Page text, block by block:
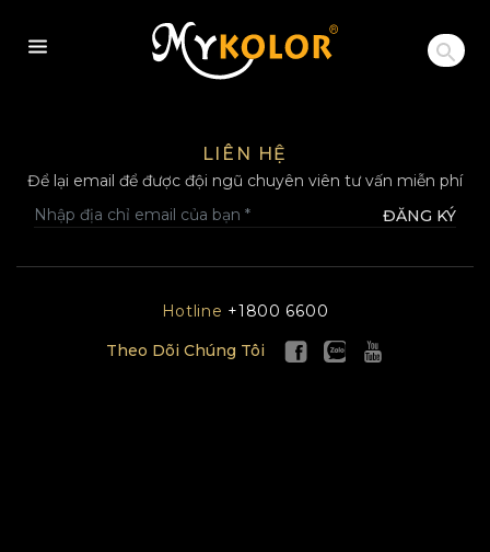
MYKOLOR
LIÊN HỆ
Để lại email để được đội ngũ chuyên viên tư vấn miễn phí
ĐĂNG KÝ
Hotline +1800 6600
Theo Dõi Chúng Tôi